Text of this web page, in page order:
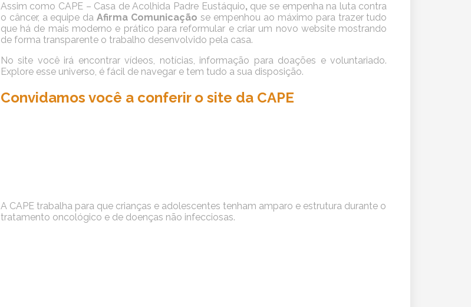
Assim como CAPE – Casa de Acolhida Padre Eustáquio, que se empenha na luta contra
o câncer, a equipe daAfirma Comunicação se empenhou ao máximo para trazer tudo
que há de mais moderno e prático para reformular e criar um novo website mostrando
de forma transparente o trabalho desenvolvido pela casa.
No site você irá encontrar vídeos, notícias, informação para doações e voluntariado.
Explore esse universo, é fácil de navegar e tem tudo a sua disposição.
Convidamos você a conferir o site da CAPE
A CAPE trabalha para que crianças e adolescentes tenham amparo e estrutura durante o
tratamento oncológico e de doenças não infecciosas.